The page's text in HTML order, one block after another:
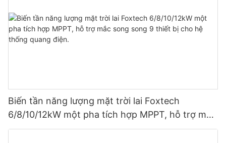
Biến tần năng lượng mặt trời lai Foxtech
6/8/10/12kW một pha tích hợp MPPT, hỗ trợ mắc
song song 9 thiết bị cho hệ thống quang điện.